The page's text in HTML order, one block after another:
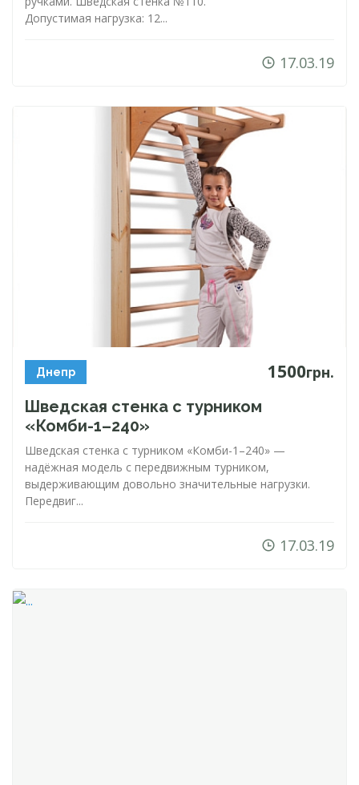
Допустимая нагрузка: 12...
17.03.19
Днепр 1500грн.
Шведская стенка с турником
«Комби-1–240»
Шведская стенка с турником «Комби-1 –240» —
надёжная модель с передвижным турником,
выдерживающим довольно значительные нагрузки.
Передвиг...
17.03.19